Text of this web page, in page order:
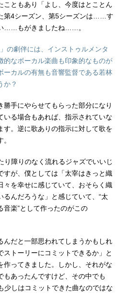
こともあり「よし、今度はとことん
第4シーズン、第5シーズンは……す
……もがきましたね……。
の劇伴には、インストゥルメンタ
的なボーカル楽曲も印象的なものが
ーカルの有無も音響監督である若林
か？
勝手にやらせてもらった部分になり
いる場合もあれば、指示されていな
す。逆に歌ありの指示に対して歌を
り障りのなく流れるジャズでいいじ
すが、僕としては「太宰はきっと織
々を幸せに感じていて、おそらく織
るんだろうな」と感じていて、“太
音楽”として作ったのがこの
んだと一部思われてしまうかもしれ
ストーリーにコミットできるか」と
作ってきました。しかし、それがな
もあったんですけど、その中でも
少しはコミットできた曲なのではな